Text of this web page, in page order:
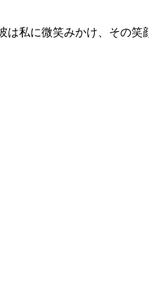
私に微笑みかけ、その